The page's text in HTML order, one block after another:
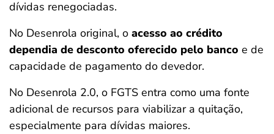
dívidas renegociadas.
No Desenrola original, o acesso ao crédito
dependia de desconto oferecido pelo banco e de
capacidade de pagamento do devedor.
No Desenrola 2.0, o FGTS entra como uma fonte
adicional de recursos para viabilizar a quitação,
especialmente para dívidas maiores.